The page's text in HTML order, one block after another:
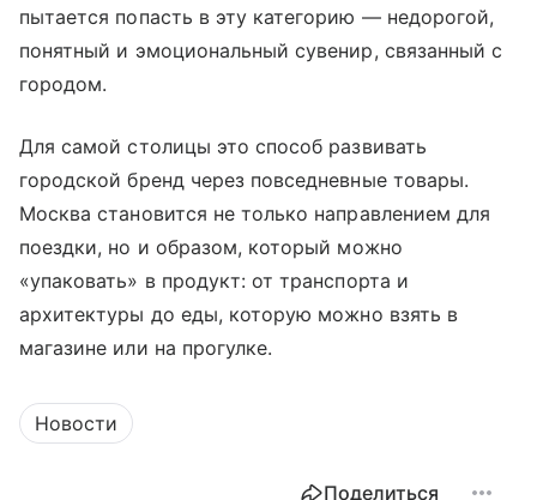
пытается попасть в эту категорию — недорогой,
понятный и эмоциональный сувенир, связанный с
городом.
Для самой столицы это способ развивать
городской бренд через повседневные товары.
Москва становится не только направлением для
поездки, но и образом, который можно
«упаковать» в продукт: от транспорта и
архитектуры до еды, которую можно взять в
магазине или на прогулке.
Новости
Поделиться